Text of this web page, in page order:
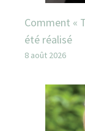
Comment «
été réalisé
8 août 2026